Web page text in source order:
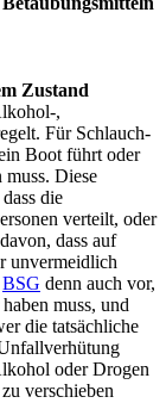
Zustand
,
Für Schlauch-
Boot führt oder
Diese
die
verteilt, oder
dass auf
unvermeidlich
BSG denn auch vor,
muss, und
die tatsächliche
oder Drogen
verschieben